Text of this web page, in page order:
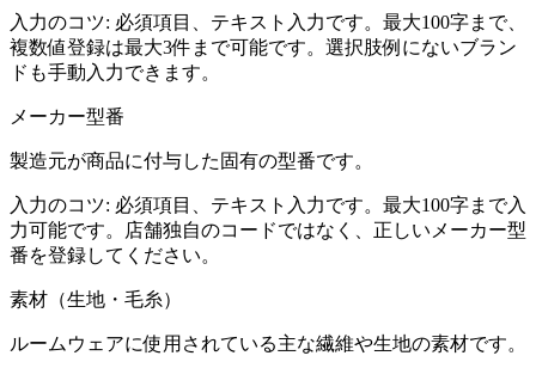
入力のコツ: 必須項目、テキスト入力です。最大100字まで、
複数値登録は最大3件まで可能です。選択肢例にないブラン
ドも手動入力できます。
メーカー型番
製造元が商品に付与した固有の型番です。
入力のコツ: 必須項目、テキスト入力です。最大100字まで入
力可能です。店舗独自のコードではなく、正しいメーカー型
番を登録してください。
素材（生地・毛糸）
ルームウェアに使用されている主な繊維や生地の素材です。